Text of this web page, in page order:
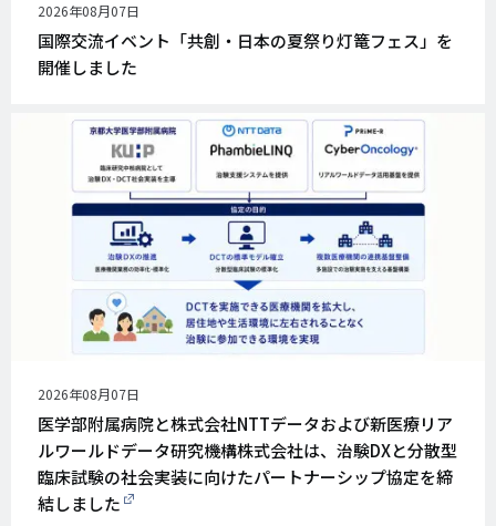
公
開
日
2026年08月07日
国際交流イベント「共創・日本の夏祭り灯篭フェス」を
開催しました
公
開
日
2026年08月07日
医学部附属病院と株式会社NTTデータおよび新医療リア
ルワールドデータ研究機構株式会社は、治験DXと分散型
臨床試験の社会実装に向けたパートナーシップ協定を締
結しました